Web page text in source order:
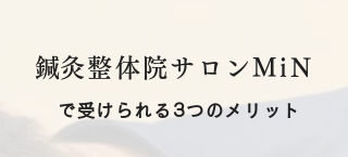
​鍼灸整体院サロンMiN
で受けられる3つのメリット